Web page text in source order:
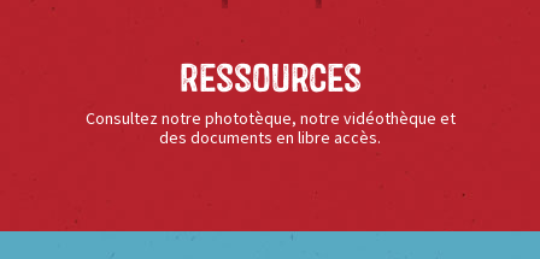
Ressources
Consultez notre phototèque, notre vidéothèque et
des documents en libre accès.